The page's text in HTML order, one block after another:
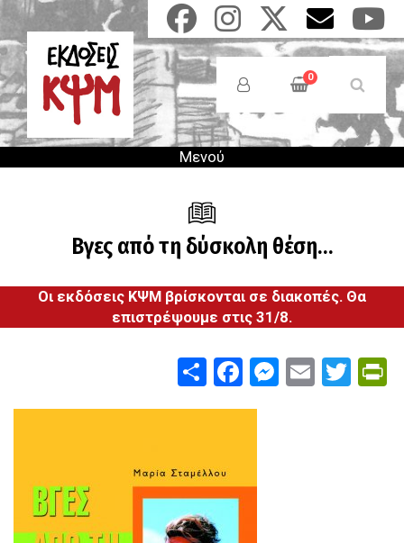
Παράκαμψη
προς
το
κυρίως
περιεχόμενο
Anonymous
Users
Menu
0
Μενού
Βγες από τη δύσκολη θέση…
Οι εκδόσεις ΚΨΜ βρίσκονται σε διακοπές. Θα
επιστρέψουμε στις 31/8.
ShareFacebook
Email